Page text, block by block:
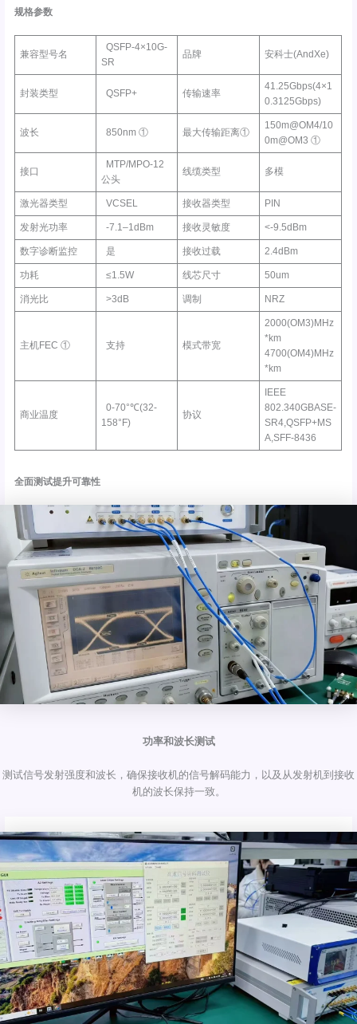
规格参数
兼容型号名
QSFP-4×10G-
SR
品牌 安科士(AndXe)
封装类型 QSFP+ 传输速率
41.25Gbps(4×1
0.3125Gbps)
波长 850nm ① 最大传输距离①
150m@OM4/10
0m@OM3 ①
接口
MTP/MPO-12
公头
线缆类型 多模
激光器类型 VCSEL 接收器类型 PIN
发射光功率 -7.1–1dBm 接收灵敏度 <-9.5dBm
数字诊断监控 是 接收过载 2.4dBm
功耗 ≤1.5W 线芯尺寸 50um
消光比 >3dB 调制 NRZ
主机FEC ① 支持 模式带宽
2000(OM3)MHz
*km
4700(OM4)MHz
*km
商业温度
0-70°℃(32-
158°F)
协议
IEEE
802.340GBASE-
SR4,QSFP+MS
A,SFF-8436
全面测试提升可靠性
功率和波长测试
测试信号发射强度和波长，确保接收机的信号解码能力，以及从发射机到接收
机的波长保持一致。